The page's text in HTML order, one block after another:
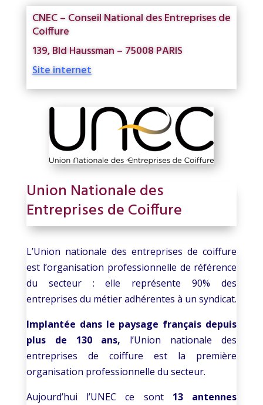
CNEC – Conseil National des Entreprises de
Coiffure
139, Bld Haussman – 75008 PARIS
Site internet
Union Nationale des
Entreprises de Coiffure
L’Union nationale des entreprises de coiffure
est l’organisation professionnelle de référence
du secteur : elle représente 90% des
entreprises du métier adhérentes à un syndicat.
Implantée dans le paysage français depuis
plus de 130 ans,
l’Union nationale des
entreprises de coiffure est la première
organisation professionnelle du secteur.
Aujourd’hui l’UNEC ce sont
13 antennes